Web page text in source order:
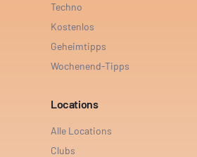
Techno
Kostenlos
Geheimtipps
Wochenend-Tipps
Locations
Alle Locations
Clubs